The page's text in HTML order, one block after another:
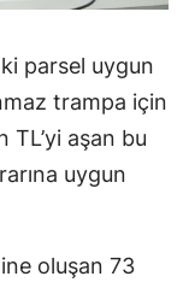
parsel uygun
trampa için
aşan bu
uygun
oluşan 73